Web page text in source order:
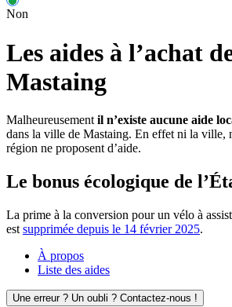
Non
Les aides à l’achat
Mastaing
Malheureusement il n’existe aucune aide
dans la ville de Mastaing. En effet ni la ville,
région ne proposent d’aide.
Le bonus écologique de
La prime à la conversion pour un vélo à
est supprimée depuis le 14 février 2025.
À propos
Liste des aides
Une erreur ? Un oubli ? Contactez-nous !